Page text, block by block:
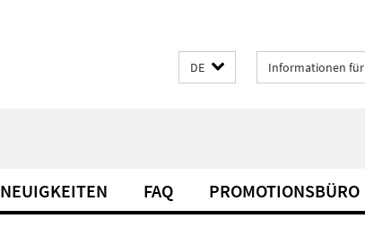
DE Informationen für
NEUIGKEITEN FAQ PROMOTIONSBÜRO